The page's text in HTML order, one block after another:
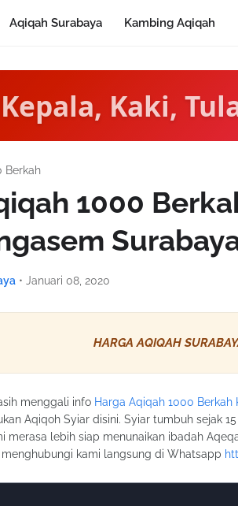
Aqiqah Surabaya Kambing Aqiqah
Kepala, Kaki,
Berkah
1000
• Januari 08, 2020
HARGA AQIQAH
menggali info Harga Aqiqah 1000
Aqiqoh Syiar disini. Syiar tumbuh sejak
merasa lebih siap menunaikan ibadah
kami langsung di Whatsapp